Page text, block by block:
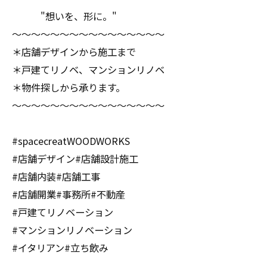
"想いを、形に。"
〜〜〜〜〜〜〜〜〜〜〜〜〜〜〜〜
＊店舗デザインから施工まで
＊戸建てリノベ、マンションリノベ
＊物件探しから承ります。
〜〜〜〜〜〜〜〜〜〜〜〜〜〜〜〜
#spacecreatWOODWORKS
#店舗デザイン#店舗設計施工
#店舗内装#店舗工事
#店舗開業#事務所#不動産
#戸建てリノベーション
#マンションリノベーション
#イタリアン#立ち飲み